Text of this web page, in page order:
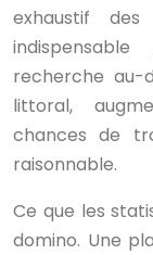
exhaustif des
recherche au-
littoral,
chances de
raisonnable.
Ce que les
domino. Une